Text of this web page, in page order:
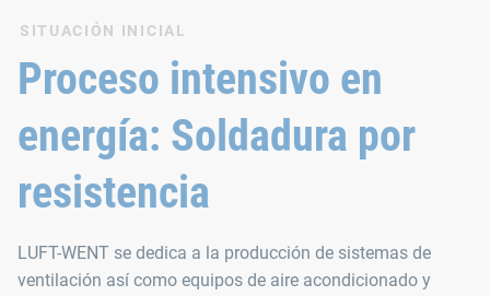
SITUACIÓN INICIAL
Proceso intensivo en
energía: Soldadura por
resistencia
LUFT-WENT se dedica a la producción de sistemas de
ventilación así como equipos de aire acondicionado y